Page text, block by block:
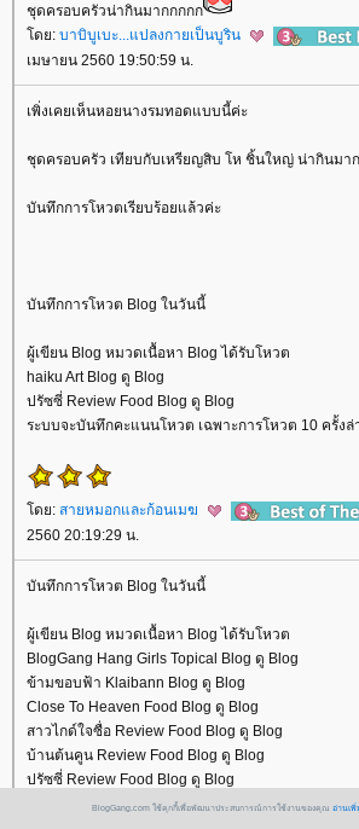
ชุดครอบครัวน่ากินมากกกกก
ดย: บาบิบูเบะ...แปลงกายเป็นบูริน
เมษายน 2560 19:50:59 น.
เพิ่งเคยเห็นหอยนางรมทอดแบบนี้ค่ะ
ชุดครอบครัว เทียบกับเหรียญสิบ โห ชิ้นใหญ่ น่ากินมา
บันทึกการโหวตเรียบร้อยแล้วค่ะ
บันทึกการโหวต Blog ในวันนี้
ผู้เขียน Blog หมวดเนื้อหา Blog ได้รับโหวต
haiku Art Blog ดู Blog
ปรัซซี่ Review Food Blog ดู Blog
ระบบจะบันทึกคะแนนโหวต เฉพาะการโหวต 10 ครั้ง
ดย: สายหมอกและก้อนเมฆ
2560 20:19:29 น.
บันทึกการโหวต Blog ในวันนี้
ผู้เขียน Blog หมวดเนื้อหา Blog ได้รับโหวต
BlogGang Hang Girls Topical Blog ดู Blog
ข้ามขอบฟ้า Klaibann Blog ดู Blog
Close To Heaven Food Blog ดู Blog
สาวไกด์ใจซื่อ Review Food Blog ดู Blog
บ้านต้นคูน Review Food Blog ดู Blog
ปรัซซี่ Review Food Blog ดู Blog
BlogGang.com ใช้คุกกี้เพื่อพัฒนาประสบการณ์การใช้งานของคุณ อ่านเ